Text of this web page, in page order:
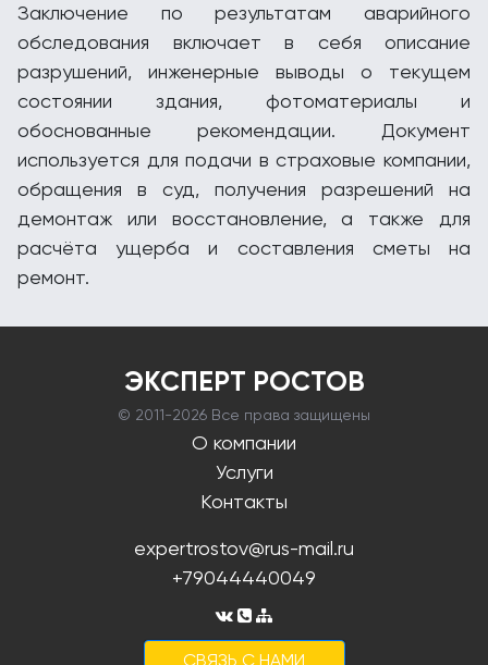
Заключение по результатам аварийного
обследования включает в себя описание
разрушений, инженерные выводы о текущем
состоянии здания, фотоматериалы и
обоснованные рекомендации. Документ
используется для подачи в страховые компании,
обращения в суд, получения разрешений на
демонтаж или восстановление, а также для
расчёта ущерба и составления сметы на
ремонт.
ЭКСПЕРТ РОСТОВ
© 2011-2026 Все права защищены
О компании
Услуги
Контакты
expertrostov@rus-mail.ru
+79044440049
CВЯЗЬ С НАМИ